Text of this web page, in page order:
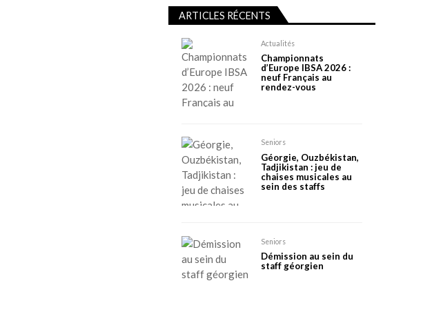
ARTICLES RÉCENTS
Actualités
Championnats
d’Europe IBSA 2026 :
neuf Français au
rendez-vous
Seniors
Géorgie, Ouzbékistan,
Tadjikistan : jeu de
chaises musicales au
sein des staffs
Seniors
Démission au sein du
staff géorgien